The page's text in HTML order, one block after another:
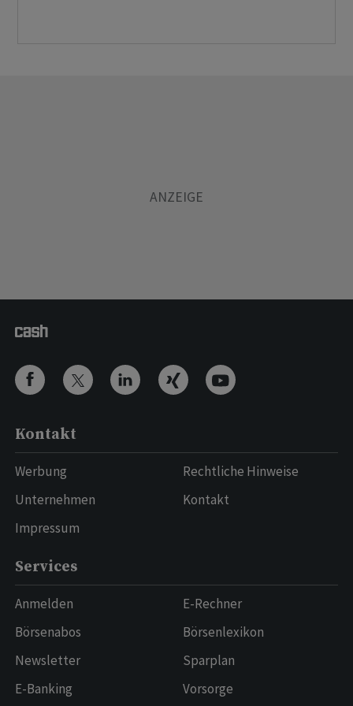
Kontakt
Werbung
Unternehmen
Impressum
Rechtliche Hinweise
Kontakt
Services
Anmelden
Börsenabos
Newsletter
E-Banking
E-Rechner
Börsenlexikon
Sparplan
Vorsorge